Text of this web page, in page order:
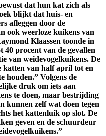
dat hun kat zich als
blijkt dat huis- en
afleggen door de
ook weerloze kuikens van
Klaassen toonde in
40 procent van de gevallen
van weidevogelkuikens. De
katten van half april tot en
houden.” Volgens de
druk om iets aan
te doen, maar bestrijding
kunnen zelf wat doen tegen
het kattenluik op slot. De
geven en de schuurdeur